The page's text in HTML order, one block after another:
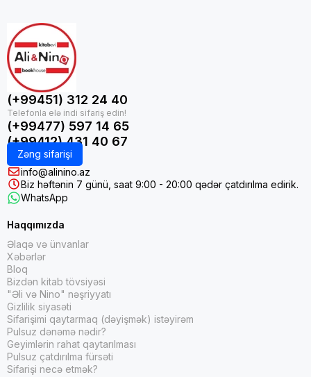
(+99451) 312 24 40
(+99477) 597 14 65
(+99412) 431 40 67
Zəng sifarişi
info@alinino.az
Biz həftənin 7 günü, saat 9:00 - 20:00 qədər çatdırılma edirik.
WhatsApp
Haqqımızda
Əlaqə və ünvanlar
Xəbərlər
Bloq
Bizdən kitab tövsiyəsi
"Əli və Nino" nəşriyyatı
Gizlilik siyasəti
Sifarişimi qaytarmaq (dəyişmək) istəyirəm
Pulsuz dənəmə nədir?
Geyimlərin rahat qaytarılması
Pulsuz çatdırılma fürsəti
Sifarişi necə etmək?